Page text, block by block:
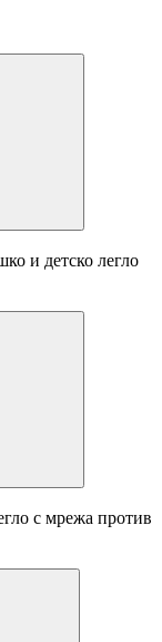
и детско легло
с мрежа против